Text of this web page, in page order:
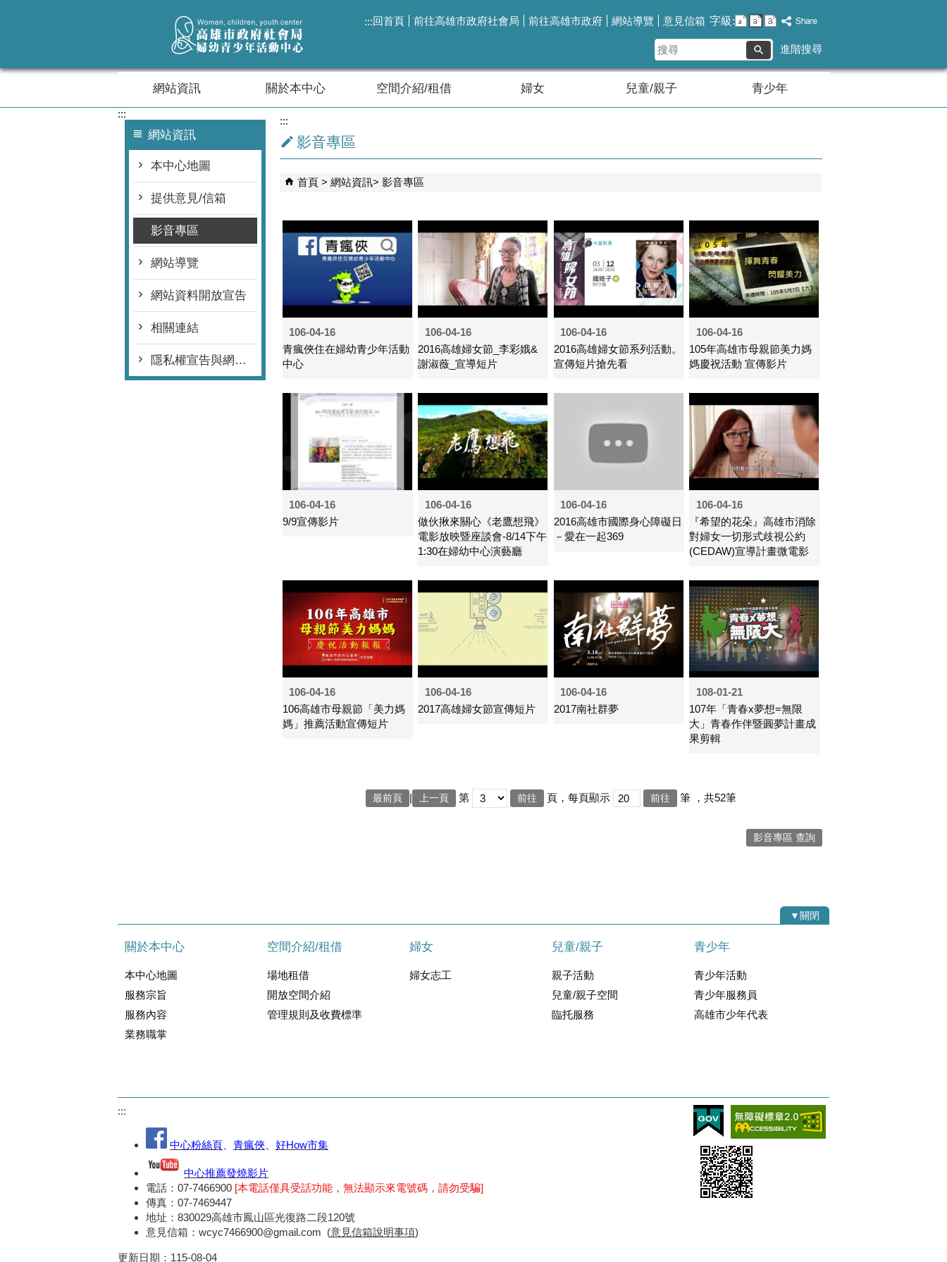
:::回首頁 前往高雄市政府社會局 前往高雄市政府 網站導覽 意見信箱 字級:
搜
尋
進階搜尋
網站資訊 關於本中心 空間介紹/租借 婦女 兒童/親子 青少年
:::
網站資訊
本中心地圖
提供意見/信箱
影音專區
網站導覽
網站資料開放宣告
相關連結
隱私權宣告與網站安全政策
:::
影音專區
首頁 網站資訊 影音專區
106-04-16
青瘋俠住在婦幼青少年活動
中心
106-04-16
2016高雄婦女節_李彩娥&
謝淑薇_宣導短片
106-04-16
2016高雄婦女節系列活動。
宣傳短片搶先看
106-04-16
105年高雄市母親節美力媽
媽慶祝活動 宣傳影片
106-04-16
9/9宣傳影片
106-04-16
做伙揪來關心《老鷹想飛》
電影放映暨座談會-8/14下午
1:30在婦幼中心演藝廳
106-04-16
2016高雄市國際身心障礙日
－愛在一起369
106-04-16
『希望的花朵』高雄市消除
對婦女一切形式歧視公約
(CEDAW)宣導計畫微電影
106-04-16
106高雄市母親節「美力媽
媽」推薦活動宣傳短片
106-04-16
2017高雄婦女節宣傳短片
106-04-16
2017南社群夢
108-01-21
107年「青春x夢想=無限
大」青春作伴暨圓夢計畫成
果剪輯
最前頁 | 上一頁 第 頁，每頁顯示 筆 ，共52筆
影音專區 查詢
▼關閉
關於本中心
本中心地圖
服務宗旨
服務內容
業務職掌
空間介紹/租借
場地租借
開放空間介紹
管理規則及收費標準
婦女
婦女志工
兒童/親子
親子活動
兒童/親子空間
臨托服務
青少年
青少年活動
青少年服務員
高雄市少年代表
:::
中心粉絲頁 青瘋俠 好How市集
中心推薦發燒影片
電話：07-7466900 [本電話僅具受話功能，無法顯示來電號碼，請勿受騙]
傳真：07-7469447
地址：830029高雄市鳳山區光復路二段120號
意見信箱：wcyc7466900@gmail.com (意見信箱說明事項)
更新日期： 115-08-04